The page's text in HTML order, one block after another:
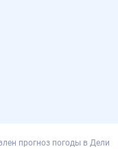
прогноз погоды в Дели